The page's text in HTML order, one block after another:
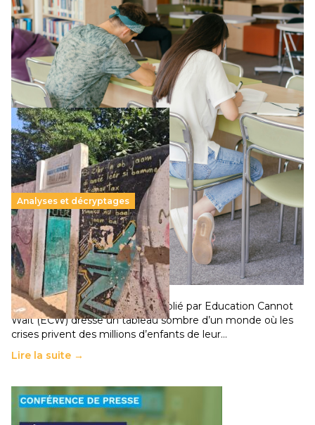
11 juillet 2026-
Le projet de loi sur la régulation de l’enseignement
supérieur privé met en lumière l’amplification d’un système
qui relègue l’acte pédagogique au superfétatoire, voire à…
Lire la suite →
Analyses et décryptages
258 millions d’enfants victimes de la guerre, des
chocs climatiques et des déplacements de
population
11 juillet 2026- National
Un nouveau rapport mondial publié par Education Cannot
Wait (ECW) dresse un tableau sombre d’un monde où les
crises privent des millions d’enfants de leur…
Lire la suite →